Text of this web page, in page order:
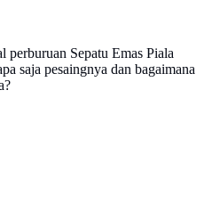
Sepatu Emas Piala
saja pesaingnya dan bagaimana